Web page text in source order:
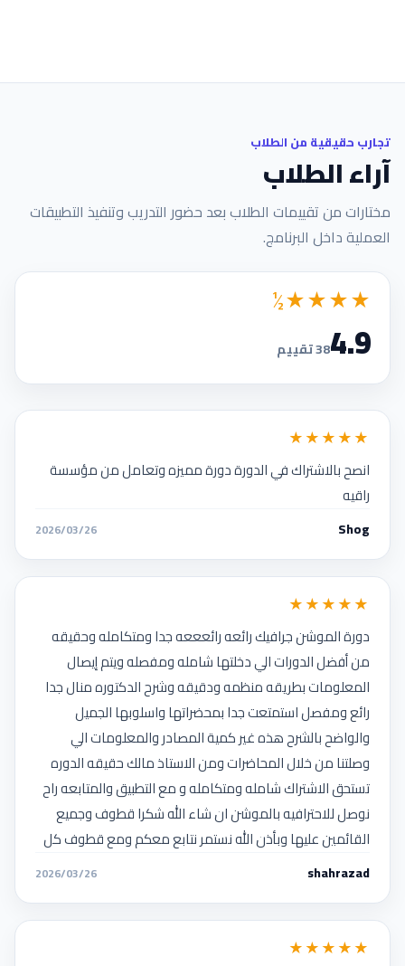
تجارب حقيقية من الطلاب
آراء الطلاب
مختارات من تقييمات الطلاب بعد حضور التدريب وتنفيذ التطبيقات
العملية داخل البرنامج.
★★★★½
4.938 تقييم
★★★★★
انصح بالاشتراك في الدورة دورة مميزه وتعامل من مؤسسة
راقيه
Shog
2026/03/26
★★★★★
دورة الموشن جرافيك رائعه رائعععه جدا ومتكامله وحقيقه
من أفضل الدورات الي دخلتها شامله ومفصله ويتم إيصال
المعلومات بطريقه منظمه ودقيقه وشرح الدكتوره منال جدا
رائع ومفصل استمتعت جدا بمحضراتها واسلوبها الجميل
والواضح بالشرح هذه غير كمية المصادر والمعلومات الي
وصلتنا من خلال المحاضرات ومن الاستاذ مالك حقيقه الدوره
تستحق الاشتراك شامله ومتكامله و مع التطبيق والمتابعه راح
نوصل للاحترافيه بالموشن ان شاء الله شكرا قطوف وجميع
القائمين عليها وبأذن الله نستمر نتابع معكم ومع قطوف كل
جديد وخاصه بمجال التصميم و الموشن
shahrazad
2026/03/26
★★★★★